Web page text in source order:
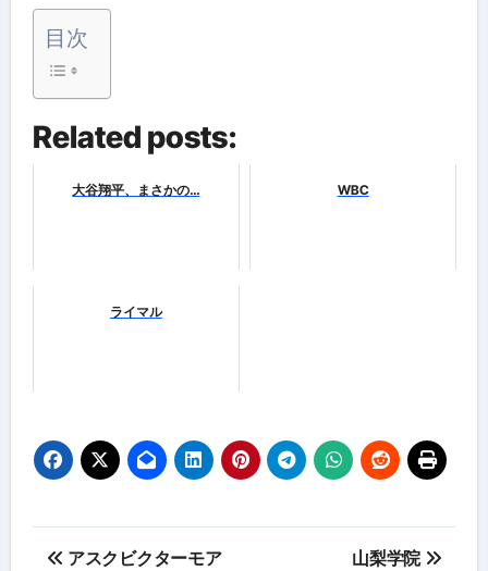
目次
Related posts:
大谷翔平、まさかの… WBC
ライマル
投 アスクビクターモア 山梨学院